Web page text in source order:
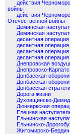
действия
войны
действия
Отечественной войны
Демянская
Демянская
десантная
десантная
десантная
десантная
Днепровская
Днепровско-
Донбасская
Донбасская
Донбасская
Дорога жизни
Духовщинско-
Дюнкеркская
Елецкая
Ельнинская
Ельнинско-
Житомирско-